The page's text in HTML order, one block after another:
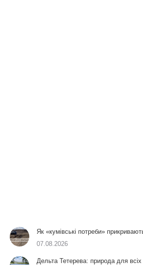
Як «кумівські потреби»
07.08.2026
Дельта Тетерева: природа для всіх